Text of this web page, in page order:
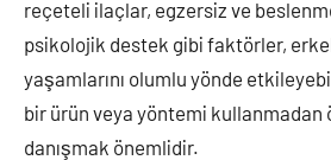
reçeteli ilaçlar, egzersiz ve
psikolojik destek gibi faktörler,
yaşamlarını olumlu yönde
bir ürün veya yöntemi kullanmadan
danışmak önemlidir.